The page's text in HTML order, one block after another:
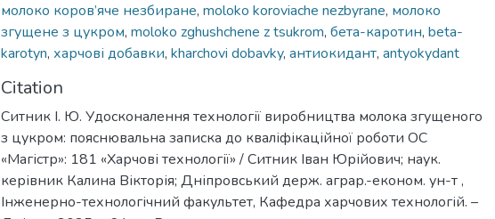
молоко коров’яче незбиране, moloko koroviache nezbyrane, молоко
згущене з цукром, moloko zghushchene z tsukrom, бета-каротин, beta-
karotyn, харчові добавки, kharchovi dobavky, антиокидант, antyokydant
Citation
Ситник І. Ю. Удосконалення технології виробництва молока згущеного
з цукром: пояснювальна записка до кваліфікаційної роботи ОС
«Магістр»: 181 «Харчові технології» / Ситник Іван Юрійович; наук.
керівник Калина Вікторія; Дніпровський держ. аграр.-економ. ун-т ,
Інженерно-технологічний факультет, Кафедра харчових технологій. –